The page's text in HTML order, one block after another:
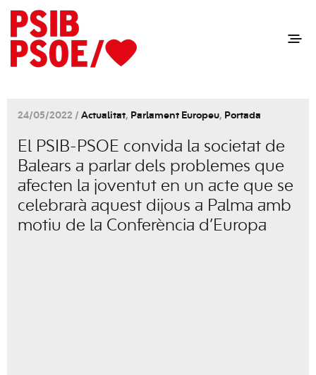
24/05/2022 / Actualitat, Parlament Europeu, Portada
El PSIB-PSOE convida la societat de
Balears a parlar dels problemes que
afecten la joventut en un acte que se
celebrarà aquest dijous a Palma amb
motiu de la Conferència d’Europa